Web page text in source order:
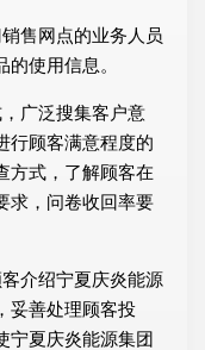
售网点的业务人员
使用信息。
广泛搜集客户意
行顾客满意程度的
方式，了解顾客在
求，问卷收回率要
介绍宁夏庆炎能源
妥善处理顾客投
宁夏庆炎能源集团